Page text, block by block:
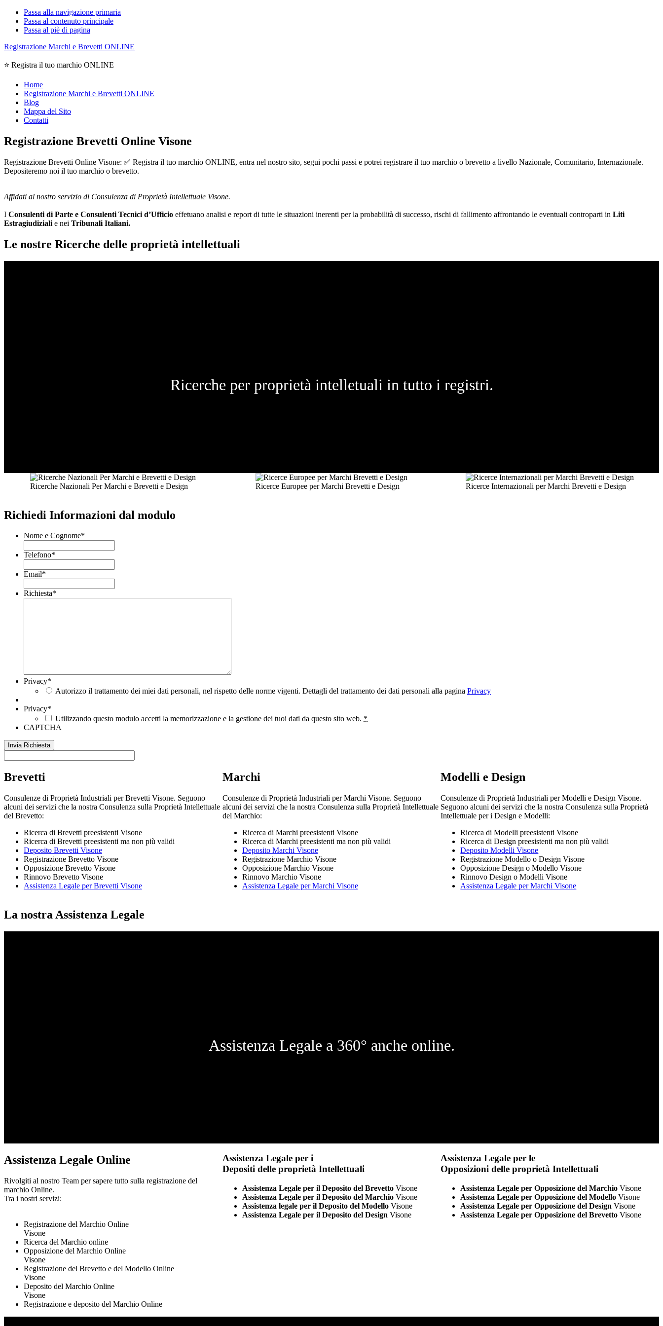
Passa alla navigazione primaria
Passa al contenuto principale
Passa al piè di pagina
Registrazione Marchi e Brevetti ONLINE
⭐ Registra il tuo marchio ONLINE
Home
Registrazione Marchi e Brevetti ONLINE
Blog
Mappa del Sito
Contatti
Registrazione Brevetti Online Visone
Registrazione Brevetti Online Visone: ✅ Registra il tuo marchio ONLINE, entra nel nostro sito, segui pochi passi e potrei registrare il tuo marchio o brevetto a livello Nazionale, Comunitario, Internazionale.
Depositeremo noi il tuo marchio o brevetto.
Affidati al nostro servizio di Consulenza di Proprietà Intellettuale Visone.
I Consulenti di Parte e Consulenti Tecnici d’Ufficio effetuano analisi e report di tutte le situazioni inerenti per la probabilità di successo, rischi di fallimento affrontando le eventuali controparti in Liti
Estragiudiziali e nei Tribunali Italiani.
Le nostre Ricerche delle proprietà intellettuali
Ricerche per proprietà intelletuali in tutto i registri.
Ricerche Nazionali Per Marchi e Brevetti e Design Ricerce Europee per Marchi Brevetti e Design Ricerce Internazionali per Marchi Brevetti e Design
Richiedi Informazioni dal modulo
Nome e Cognome*
Telefono*
Email*
Richiesta*
Privacy*
Autorizzo il trattamento dei miei dati personali, nel rispetto delle norme vigenti. Dettagli del trattamento dei dati personali alla pagina Privacy
Privacy*
Utilizzando questo modulo accetti la memorizzazione e la gestione dei tuoi dati da questo sito web. *
CAPTCHA
Brevetti
Consulenze di Proprietà Industriali per Brevetti Visone. Seguono
alcuni dei servizi che la nostra Consulenza sulla Proprietà Intellettuale
del Brevetto:
Ricerca di Brevetti preesistenti Visone
Ricerca di Brevetti preesistenti ma non più validi
Deposito Brevetti Visone
Registrazione Brevetto Visone
Opposizione Brevetto Visone
Rinnovo Brevetto Visone
Assistenza Legale per Brevetti Visone
Marchi
Consulenze di Proprietà Industriali per Marchi Visone. Seguono
alcuni dei servizi che la nostra Consulenza sulla Proprietà Intellettuale
del Marchio:
Ricerca di Marchi preesistenti Visone
Ricerca di Marchi preesistenti ma non più validi
Deposito Marchi Visone
Registrazione Marchio Visone
Opposizione Marchio Visone
Rinnovo Marchio Visone
Assistenza Legale per Marchi Visone
Modelli e Design
Consulenze di Proprietà Industriali per Modelli e Design Visone.
Seguono alcuni dei servizi che la nostra Consulenza sulla Proprietà
Intellettuale per i Design e Modelli:
Ricerca di Modelli preesistenti Visone
Ricerca di Design preesistenti ma non più validi
Deposito Modelli Visone
Registrazione Modello o Design Visone
Opposizione Design o Modello Visone
Rinnovo Design o Modelli Visone
Assistenza Legale per Marchi Visone
La nostra Assistenza Legale
Assistenza Legale a 360° anche online.
Assistenza Legale Online
Rivolgiti al nostro Team per sapere tutto sulla registrazione del
marchio Online.
Tra i nostri servizi:
Registrazione del Marchio Online
Visone
Ricerca del Marchio online
Opposizione del Marchio Online
Visone
Registrazione del Brevetto e del Modello Online
Visone
Deposito del Marchio Online
Visone
Registrazione e deposito del Marchio Online
Assistenza Legale per i
Depositi delle proprietà Intellettuali
Assistenza Legale per il Deposito del BrevettoVisone
Assistenza Legale per il Deposito del MarchioVisone
Assistenza legale per il Deposito del ModelloVisone
Assistenza Legale per il Deposito del Design Visone
Assistenza Legale per le
Opposizioni delle proprietà Intellettuali
Assistenza Legale per Opposizione del Marchio Visone
Assistenza Legale per Opposizione del Modello Visone
Assistenza Legale per Opposizione del Design Visone
Assistenza Legale per Opposizione del Brevetto Visone